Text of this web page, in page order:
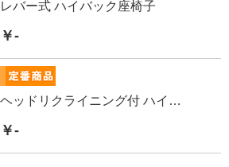
レバー式 ハイバック座椅子
￥-
ヘッドリクライニング付 ハイバック座椅子
￥-